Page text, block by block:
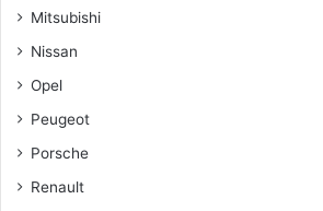
Mitsubishi
Nissan
Opel
Peugeot
Porsche
Renault